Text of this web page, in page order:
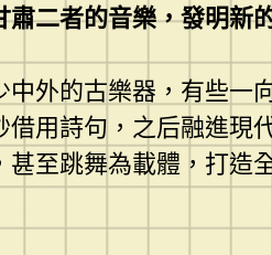
二者的音樂，發明新
外的古樂器，有些一
用詩句，之后融進
甚至跳舞為載體，打造